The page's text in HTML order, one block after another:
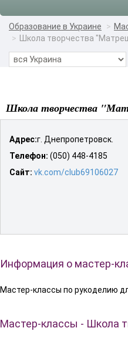
Образование в Украине
Школа творчества
Школа творчества
Адрес:г. Днепропетровск.
Телефон: (050) 448-4185
Сайт: vk.com/club69106027
Информация о мастер-
Мастер-классы по рукоделию
Мастер-классы - Школа